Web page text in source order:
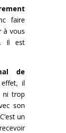
faire
à vous
Il est
de
il
ni trop
son
un